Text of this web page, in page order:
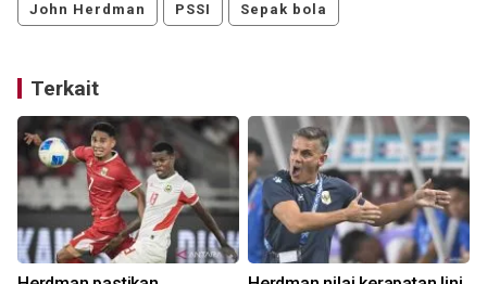
John Herdman PSSI Sepak bola
Terkait